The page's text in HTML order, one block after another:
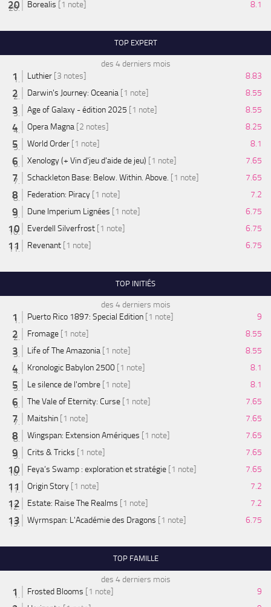
Borealis [1 note] 8.1
TOP EXPERT
des 4 derniers mois
Luthier [3 notes]
8.83
Darwin's Journey: Oceania [1 note]
8.55
Age of Galaxy - édition 2025 [1 note]
8.55
Opera Magna [2 notes]
8.25
World Order [1 note]
8.1
Xenology (+ Vin d'jeu d'aide de jeu) [1 note]
7.65
Schackleton Base: Below. Within. Above. [1 note]
7.65
Federation: Piracy [1 note]
7.2
Dune Imperium Lignées [1 note]
6.75
Everdell Silverfrost [1 note]
6.75
Revenant [1 note] 6.75
TOP INITIÉS
des 4 derniers mois
Puerto Rico 1897: Special Edition [1 note]
9
Fromage [1 note]
8.55
Life of The Amazonia [1 note]
8.55
Kronologic Babylon 2500 [1 note]
8.1
Le silence de l'ombre [1 note]
8.1
The Vale of Eternity: Curse [1 note]
7.65
Maitshin [1 note]
7.65
Wingspan: Extension Amériques [1 note]
7.65
Crits & Tricks [1 note]
7.65
Feya’s Swamp : exploration et stratégie [1 note]
7.65
Origin Story [1 note]
7.2
Estate: Raise The Realms [1 note]
7.2
Wyrmspan: L'Académie des Dragons [1 note] 6.75
TOP FAMILLE
des 4 derniers mois
Frosted Blooms [1 note]
9